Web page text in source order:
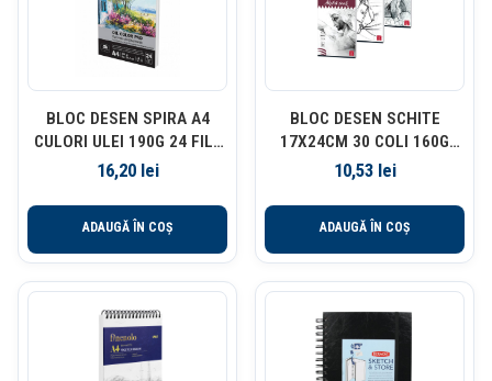
BLOC DESEN SPIRA A4
CULORI ULEI 190G 24 FILE
PIGNA
16,20 lei
ADAUGĂ ÎN COȘ
BLOC DESEN SCHITE
17X24CM 30 COLI 160G
PIGNA
10,53 lei
ADAUGĂ ÎN COȘ